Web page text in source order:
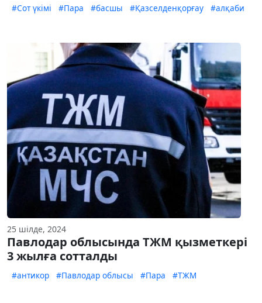
#Сот үкімі #Пара #басшы #Қазселденқорғау #алқаби
25 шілде, 2024
Павлодар облысында ТЖМ қызметкері
3 жылға сотталды
#антикор #Павлодар облысы #Пара #ТЖМ